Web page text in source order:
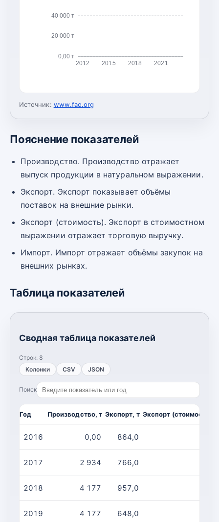
0,00 т
20 000 т
40 000 т
2012 2015 2018 2021
Источник: www.fao.org
Пояснение показателей
Производство. Производство отражает
выпуск продукции в натуральном выражении.
Экспорт. Экспорт показывает объёмы
поставок на внешние рынки.
Экспорт (стоимость). Экспорт в стоимостном
выражении отражает торговую выручку.
Импорт. Импорт отражает объёмы закупок на
внешних рынках.
Таблица показателей
Сводная таблица показателей
Строк: 8
Колонки
CSV JSON
Поиск
Год Производство, т Экспорт, т Экспорт
2016 0,00 864,0
2017 2 934 766,0
2018 4 177 957,0
2019 4 177 648,0